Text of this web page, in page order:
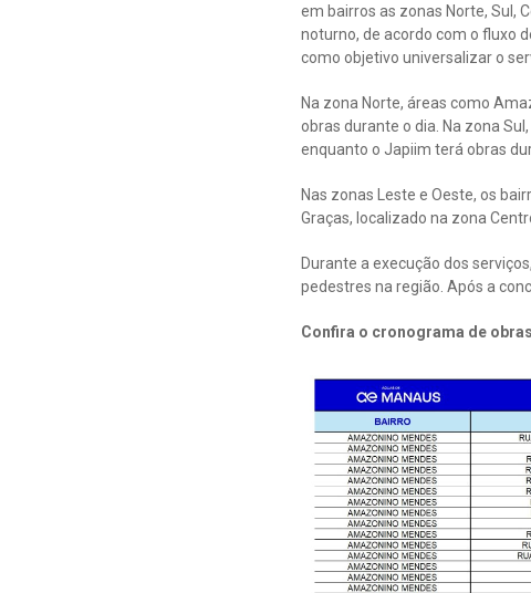
em bairros as zonas Norte, Sul,
noturno, de acordo com o fluxo
como objetivo universalizar o
Na zona Norte, áreas como
obras durante o dia. Na zona
enquanto o Japiim terá obras
Nas zonas Leste e Oeste, os
Graças, localizado na zona
Durante a execução dos
pedestres na região. Após a
Confira o cronograma de